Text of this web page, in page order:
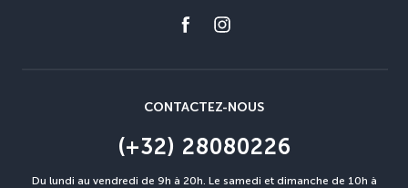
CONTACTEZ-NOUS
(+32) 28080226
Du lundi au vendredi de 9h à 20h. Le samedi et dimanche de 10h à